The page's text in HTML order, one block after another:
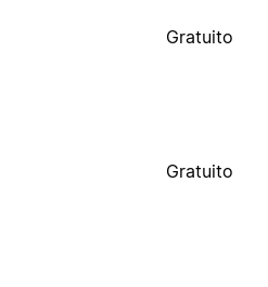
Gratuito
Gratuito